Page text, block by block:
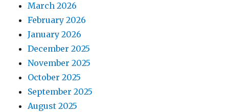
March 2026
February 2026
January 2026
December 2025
November 2025
October 2025
September 2025
August 2025